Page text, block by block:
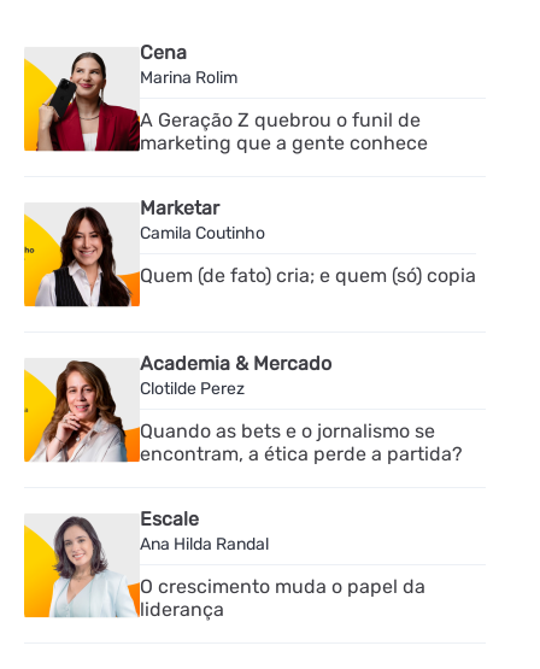
Cena
Marina Rolim
A Geração Z quebrou o funil de
marketing que a gente conhece
Marketar
Camila Coutinho
Quem (de fato) cria; e quem (só) copia
Academia & Mercado
Clotilde Perez
Quando as bets e o jornalismo se
encontram, a ética perde a partida?
Escale
Ana Hilda Randal
O crescimento muda o papel da
liderança